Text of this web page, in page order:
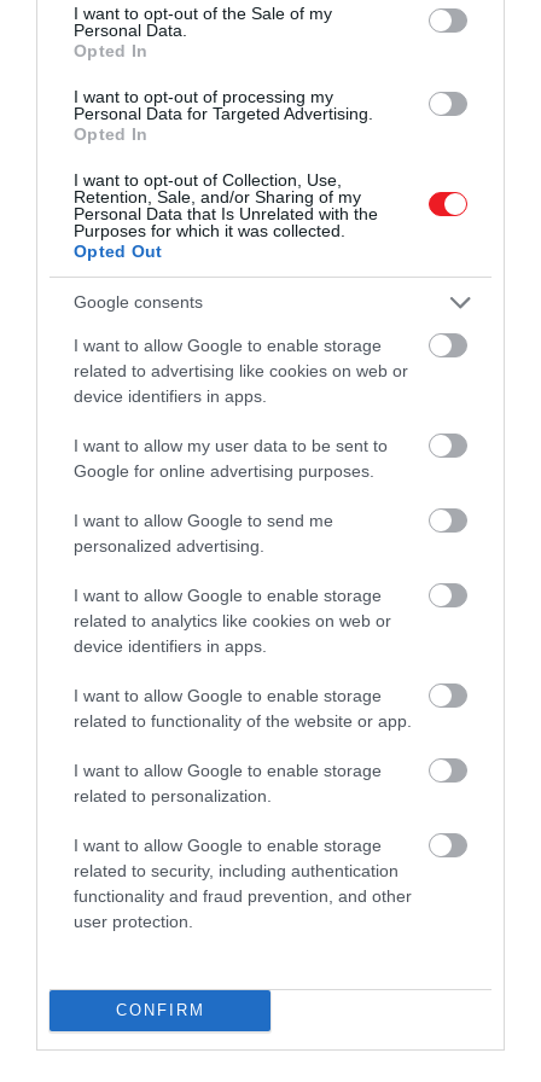
consent section.
I want to opt-out of the Sale of my
Personal Data.
Opted In
I want to opt-out of processing my
Personal Data for Targeted Advertising.
Opted In
I want to opt-out of Collection, Use,
Retention, Sale, and/or Sharing of my
Personal Data that Is Unrelated with the
Purposes for which it was collected.
Opted Out
Google consents
I want to allow Google to enable storage
related to advertising like cookies on web or
device identifiers in apps.
I want to allow my user data to be sent to
Google for online advertising purposes.
I want to allow Google to send me
personalized advertising.
I want to allow Google to enable storage
related to analytics like cookies on web or
device identifiers in apps.
I want to allow Google to enable storage
related to functionality of the website or app.
I want to allow Google to enable storage
related to personalization.
I want to allow Google to enable storage
related to security, including authentication
functionality and fraud prevention, and other
user protection.
CONFIRM
A szállodai szobák alapvetően egy
biztonságos teret jelentenek az utazás
szakértők azonban arra figyelmeztetnek,
holmijainkat, hiszen a tolvajok pontosan
tudják, hol nézzenek szét először.
A szakértők szerint ezekre a
helyekre semmiképp ne
tegyünk…
Művelődj, szórakozz, kíváncsiskodj, kóstolgass
és ismerd meg a Hamu és Gyémánt világát!